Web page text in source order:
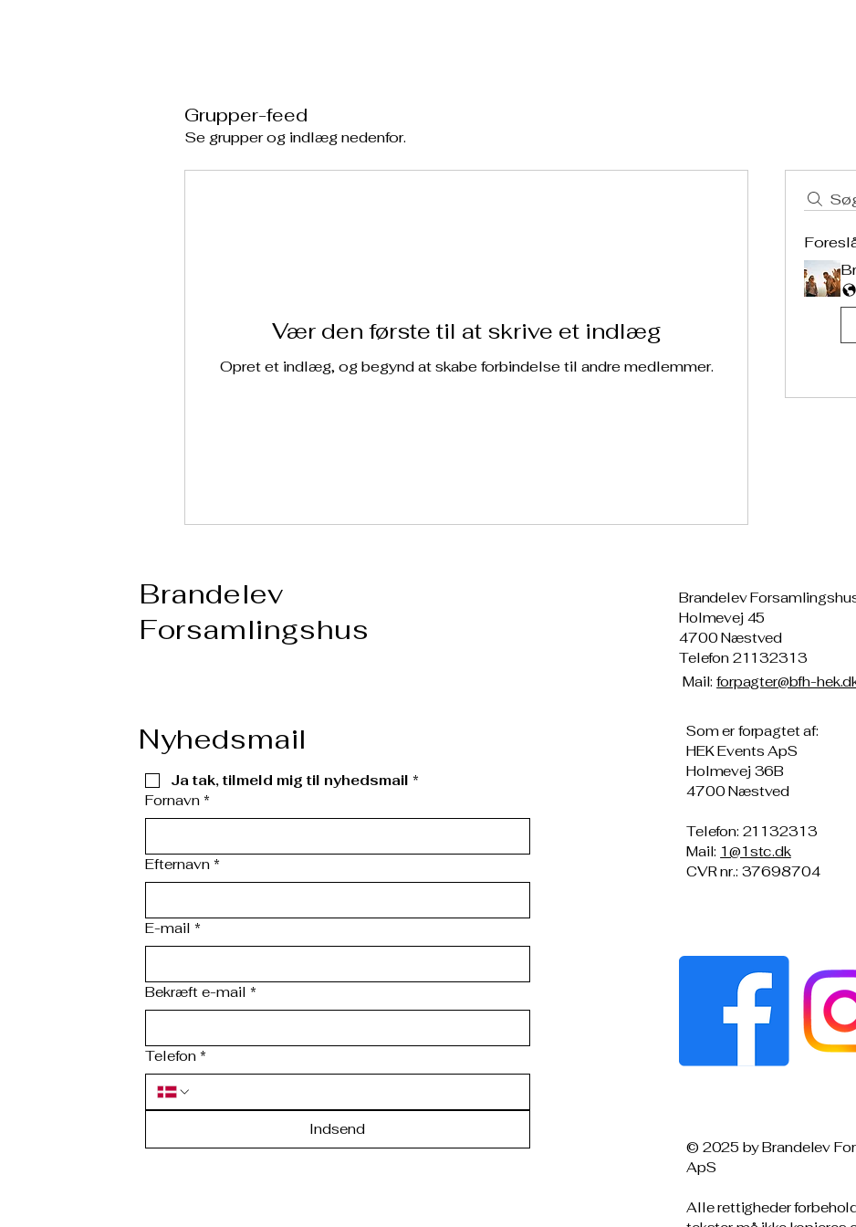
Grupper-feed
Se grupper og indlæg nedenfor.
Vær den første til at skrive et indlæg
Opret et indlæg, og begynd at skabe forbindelse til andre medlemmer.
Brandelev
Forsamlingshus
Nyhedsmail
Ja tak, tilmeld mig til nyhedsmail *
Fornavn *
Efternavn *
E-mail *
Bekræft e-mail *
Telefon *
Indsend
Brandelev
Holmevej 45
4700 Næstved
Telefon 21132313
Mail:forpagter@bfh-
Som er forpagtet af:
HEK Events ApS
Holmevej 36B
4700 Næstved
Telefon: 21132313
Mail: 1@1stc.dk
CVR nr.: 37698704
© 2025 by Brandelev
ApS
Alle rettigheder